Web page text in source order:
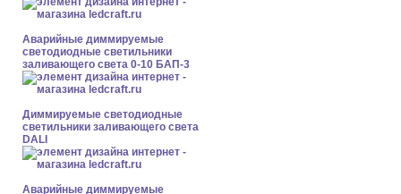
Аварийные диммируемые
светодиодные светильники
заливающего света 0-10 БАП-3
Диммируемые светодиодные
светильники заливающего света
DALI
Аварийные диммируемые